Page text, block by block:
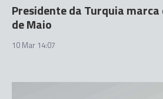
Presidente da Turquia
de Maio
10 Mar 14:07